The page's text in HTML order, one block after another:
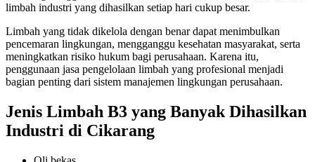
limbah industri yang dihasilkan setiap hari cukup besar.
Limbah yang tidak dikelola dengan benar dapat menimbulkan
pencemaran lingkungan, mengganggu kesehatan masyarakat, serta
meningkatkan risiko hukum bagi perusahaan. Karena itu,
penggunaan jasa pengelolaan limbah yang profesional menjadi
bagian penting dari sistem manajemen lingkungan perusahaan.
Jenis Limbah B3 yang Banyak Dihasilkan
Industri di Cikarang